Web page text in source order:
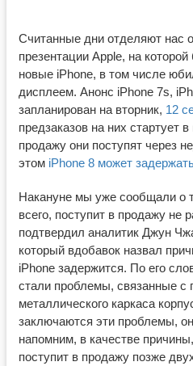
Считанные дни отделяют нас
презентации Apple, на
новые iPhone, в том числе
дисплеем. Анонс iPhone 7s,
запланирован на вторник, 12
предзаказов на них стартует в
продажу они поступят через
этом iPhone 8 может
Накануне мы уже сообщали о
всего, поступит в продажу не
подтвердил аналитик Джун
который вдобавок назвал
iPhone задержится. По его
стали проблемы, связанные с
металлического каркаса
заключаются эти проблемы,
напомним, в качестве
поступит в продажу позже